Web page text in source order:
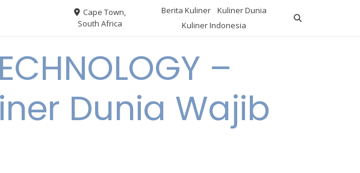
Cape Town,
South Africa
Berita Kuliner
Kuliner Dunia
Kuliner Indonesia
–
Dunia Wajib